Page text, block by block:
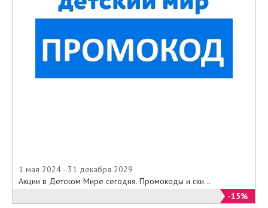
1 мая 2024 - 31 декабря 2029
Акции в Детском Мире сегодня. Промокоды и ски...
-15%